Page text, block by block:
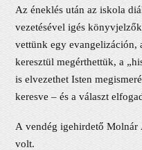
Az éneklés után az iskola
vezetésével igés
vettünk egy evangelizáción,
keresztül megérthettük, a
is elvezethet Isten
keresve – és a választ
A vendég igehirdető Molnár
volt.